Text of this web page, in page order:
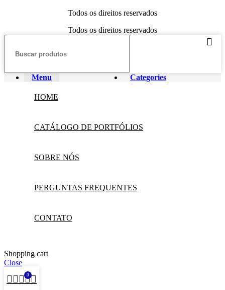
Todos os direitos reservados
Todos os direitos reservados
Menu Categories
HOME
CATÁLOGO DE PORTFÓLIOS
SOBRE NÓS
PERGUNTAS FREQUENTES
CONTATO
Shopping cart
Close
0